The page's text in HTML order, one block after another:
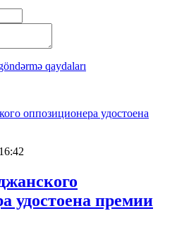
qaydaları
удостоена премии